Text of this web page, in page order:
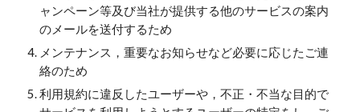
ャンペーン等及び当社が提供する他のサービスの案内
のメールを送付するため
メンテナンス，重要なお知らせなど必要に応じたご連
絡のため
利用規約に違反したユーザーや，不正・不当な目的で